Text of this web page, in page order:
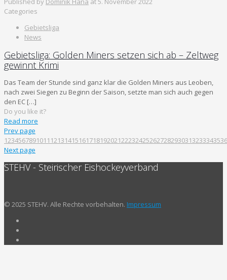
Categories
Gebietsliga
News
Gebietsliga: Golden Miners setzen sich ab – Zeltweg
gewinnt Krimi
Das Team der Stunde sind ganz klar die Golden Miners aus Leoben,
nach zwei Siegen zu Beginn der Saison, setzte man sich auch gegen
den EC […]
Do you like it?
Read more
Prev page
1234567891011 12131415161718192021222324252627282930313233343536
Next page
STEHV - Steirischer Eishockeyverband
© 2025 STEHV. Alle Rechte vorbehalten. Impressum